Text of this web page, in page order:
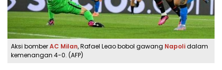
Aksi bomberAC Milan, Rafael Leao bobol gawang Napolidalam
kemenangan 4-0. (AFP)